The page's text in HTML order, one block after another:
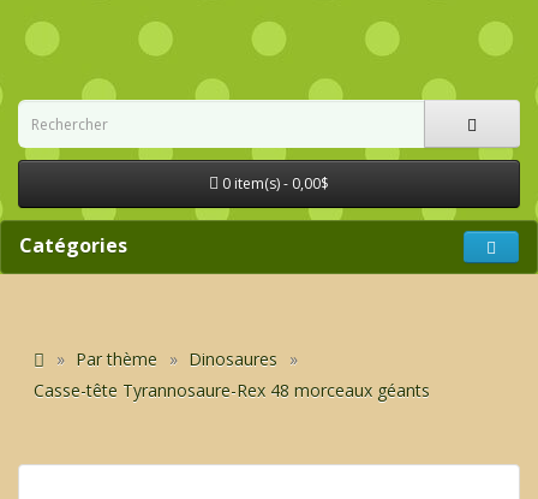
0 item(s) - 0,00$
Catégories
Par thème
Dinosaures
Casse-tête Tyrannosaure-Rex 48 morceaux géants